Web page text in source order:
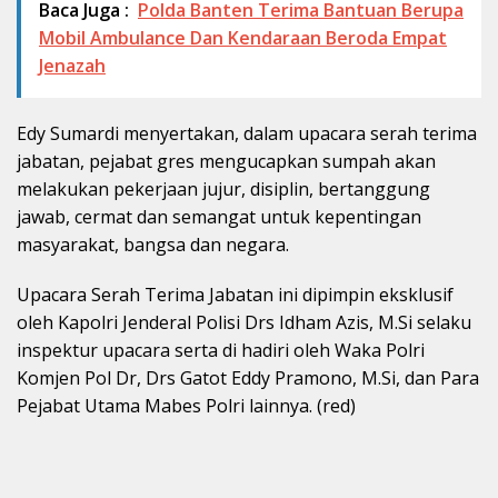
Baca Juga : Polda Banten Terima Bantuan Berupa
Mobil Ambulance Dan Kendaraan Beroda Empat
Jenazah
Edy Sumardi menyertakan, dalam upacara serah terima
jabatan, pejabat gres mengucapkan sumpah akan
melakukan pekerjaan jujur, disiplin, bertanggung
jawab, cermat dan semangat untuk kepentingan
masyarakat, bangsa dan negara.
Upacara Serah Terima Jabatan ini dipimpin eksklusif
oleh Kapolri Jenderal Polisi Drs Idham Azis, M.Si selaku
inspektur upacara serta di hadiri oleh Waka Polri
Komjen Pol Dr, Drs Gatot Eddy Pramono, M.Si, dan Para
Pejabat Utama Mabes Polri lainnya. (red)